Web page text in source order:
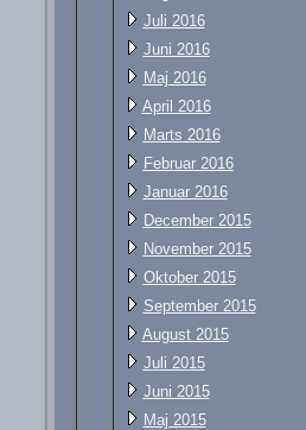
Juli 2016
Juni 2016
Maj 2016
April 2016
Marts 2016
Februar 2016
Januar 2016
December 2015
November 2015
Oktober 2015
September 2015
August 2015
Juli 2015
Juni 2015
Maj 2015